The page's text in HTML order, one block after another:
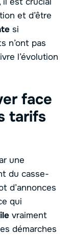
et d’être
si
n’ont pas
l’évolution
face
tarifs
une
du casse-
d’annonces
qui
vraiment
démarches